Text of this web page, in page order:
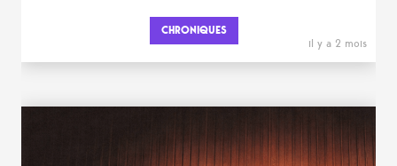
CHRONIQUES
il y a 2 mois